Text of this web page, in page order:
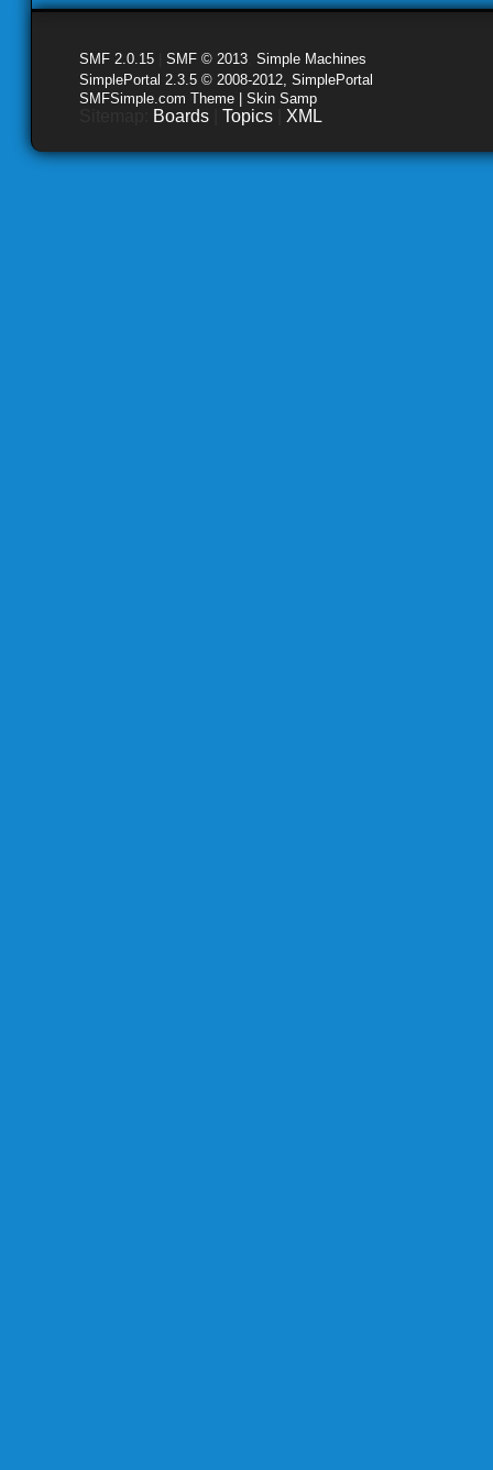
SMF 2.0.15 SMF © 2013 Simple Machines
SimplePortal 2.3.5 © 2008-2012, SimplePortal
SMFSimple.com Theme | Skin Samp
Boards Topics XML